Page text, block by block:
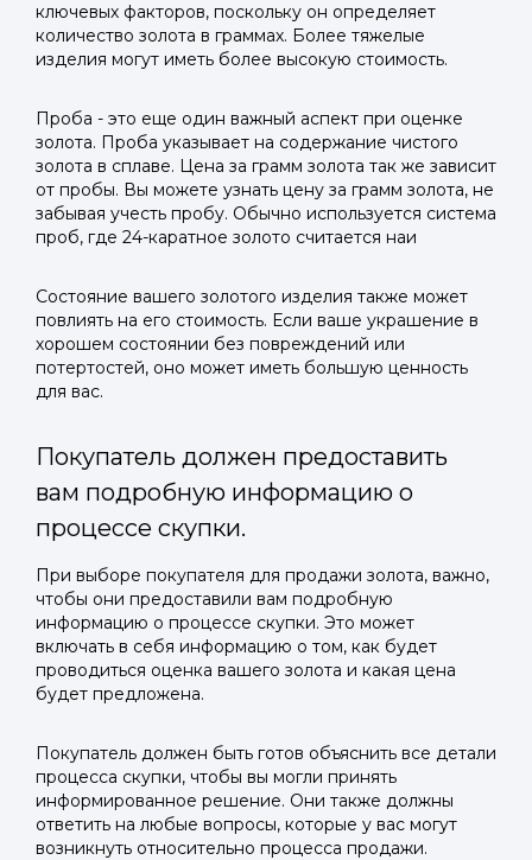
ключевых факторов, поскольку он определяет
количество золота в граммах. Более тяжелые
изделия могут иметь более высокую стоимость.
Проба - это еще один важный аспект при оценке
золота. Проба указывает на содержание чистого
золота в сплаве. Цена за грамм золота так же зависит
от пробы. Вы можете узнать цену за грамм золота, не
забывая учесть пробу. Обычно используется система
проб, где 24-каратное золото считается наи
Состояние вашего золотого изделия также может
повлиять на его стоимость. Если ваше украшение в
хорошем состоянии без повреждений или
потертостей, оно может иметь большую ценность
для вас.
Покупатель должен предоставить
вам подробную информацию о
процессе скупки.
При выборе покупателя для продажи золота, важно,
чтобы они предоставили вам подробную
информацию о процессе скупки. Это может
включать в себя информацию о том, как будет
проводиться оценка вашего золота и какая цена
будет предложена.
Покупатель должен быть готов объяснить все детали
процесса скупки, чтобы вы могли принять
информированное решение. Они также должны
ответить на любые вопросы, которые у вас могут
возникнуть относительно процесса продажи.